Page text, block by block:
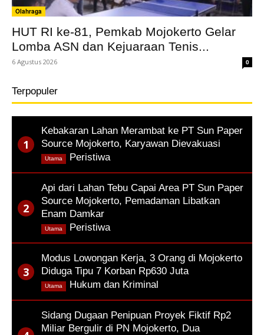
Olahraga
HUT RI ke-81, Pemkab Mojokerto Gelar
Lomba ASN dan Kejuaraan Tenis...
6 Agustus 2026 0
Terpopuler
Kebakaran Lahan Merambat ke PT Sun Paper
Source Mojokerto, Karyawan Dievakuasi
Peristiwa,
Utama
Api dari Lahan Tebu Capai Area PT Sun Paper
Source Mojokerto, Pemadaman Libatkan
Enam Damkar
Peristiwa,
Utama
Modus Lowongan Kerja, 3 Orang di Mojokerto
Diduga Tipu 7 Korban Rp630 Juta
Hukum dan Kriminal
Utama
Sidang Dugaan Penipuan Proyek Fiktif Rp2
Miliar Bergulir di PN Mojokerto, Dua